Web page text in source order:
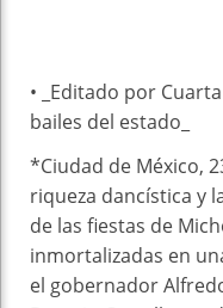
• _Editado por
bailes del estado_
*Ciudad de México,
riqueza dancística y
de las fiestas de
inmortalizadas en
el gobernador